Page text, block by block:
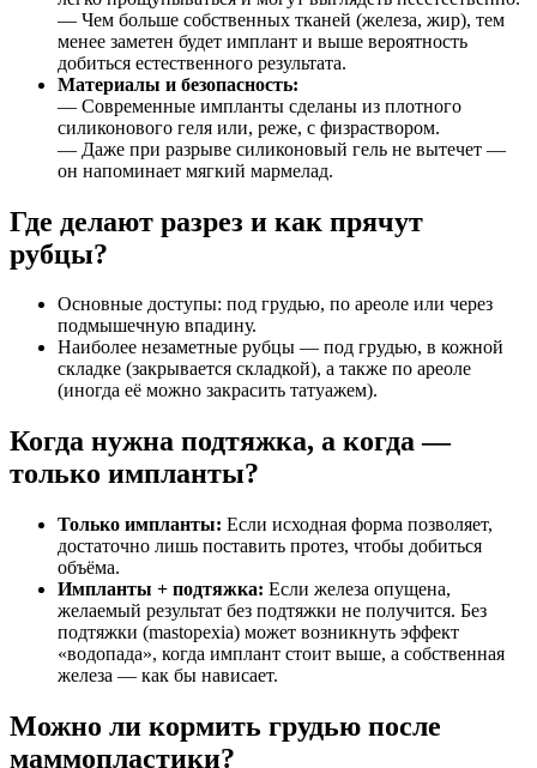
— Чем больше собственных тканей (железа, жир), тем
менее заметен будет имплант и выше вероятность
добиться естественного результата.
Материалы и безопасность:
— Современные импланты сделаны из плотного
силиконового геля или, реже, с физраствором.
— Даже при разрыве силиконовый гель не вытечет —
он напоминает мягкий мармелад.
Где делают разрез и как прячут
рубцы?
Основные доступы: под грудью, по ареоле или через
подмышечную впадину.
Наиболее незаметные рубцы — под грудью, в кожной
складке (закрывается складкой), а также по ареоле
(иногда её можно закрасить татуажем).
Когда нужна подтяжка, а когда —
только импланты?
Только импланты: Если исходная форма позволяет,
достаточно лишь поставить протез, чтобы добиться
объёма.
Импланты + подтяжка: Если железа опущена,
желаемый результат без подтяжки не получится. Без
подтяжки (mastopexia) может возникнуть эффект
«водопада», когда имплант стоит выше, а собственная
железа — как бы нависает.
Можно ли кормить грудью после
маммопластики?